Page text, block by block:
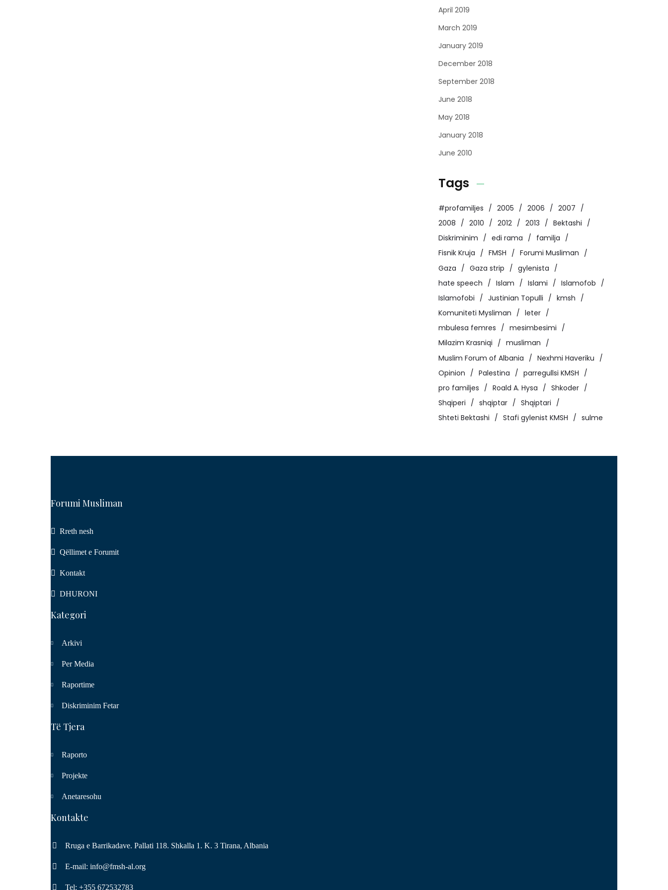
April 2019
March 2019
January 2019
December 2018
September 2018
June 2018
May 2018
January 2018
June 2010
Tags
#profamiljes 2005 2006
2007
2008
2010 2012 2013
Bektashi
Diskriminim
edi rama
familja
Fisnik Kruja
FMSH
Forumi Musliman
Gaza
Gaza strip
gylenista
hate speech
Islam Islami
Islamofob
Islamofobi
Justinian Topulli
kmsh
Komuniteti Mysliman
leter
mbulesa femres
mesimbesimi
Milazim Krasniqi
musliman
Muslim Forum of Albania
Nexhmi Haveriku
Opinion
Palestina
parregullsi KMSH
pro familjes
Roald A. Hysa
Shkoder
Shqiperi
shqiptar
Shqiptari
Shteti Bektashi
Stafi gylenist KMSH sulme
Forumi Musliman
Rreth nesh
Qëllimet e Forumit
Kontakt
DHURONI
Kategori
Arkivi
Per Media
Raportime
Diskriminim Fetar
Të Tjera
Raporto
Projekte
Anetaresohu
Kontakte
Rruga e Barrikadave. Pallati 118. Shkalla 1. K. 3 Tirana, Albania
E-mail: info@fmsh-al.org
Tel: +355 672532783